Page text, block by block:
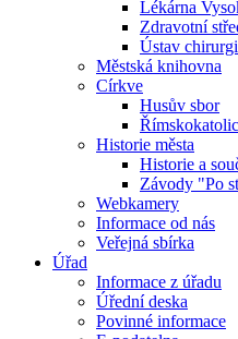
Lékárna
Zdravotní
Ústav
Městská knihovna
Církve
Husův sbor
Historie města
Historie a
Závody "Po
Webkamery
Informace od nás
Veřejná sbírka
Úřad
Informace z úřadu
Úřední deska
Povinné informace